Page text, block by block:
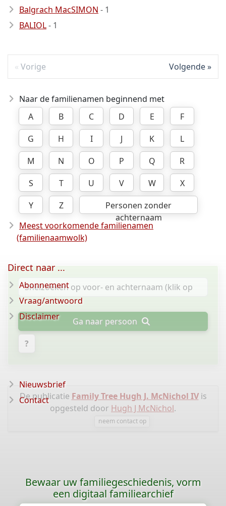
Balgrach MacSIMON - 1
BALIOL- 1
Vorige Volgende
Naar de familienamen beginnend met
A
B C D E
F
G
H I J K
L
M
N O P Q
R
S
T U V W
X
Y
Z
Personen zonder
achternaam
Meest voorkomende familienamen
(familienaamwolk)
Ga naar persoon
?
De publicatie Family Tree Hugh J. McNichol IVis
opgesteld door Hugh J McNichol.
neem contact op
Direct naar ...
Abonnement
Vraag/antwoord
Disclaimer
Nieuwsbrief
Contact
Bewaar uw familiegeschiedenis, vorm
een digitaal familiearchief